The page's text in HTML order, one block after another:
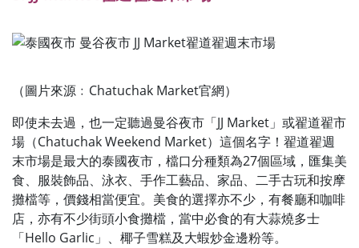
（圖片來源﹕Chatuchak Market官網）
即使未去過，也一定聽過曼谷夜市「JJ Market」或翟道翟市
場（Chatuchak Weekend Market）這個名字！翟道翟週
末市場是最大的泰國夜市，檔口分種類為27個區域，匯集美
食、服裝飾品、泳衣、手作工藝品、家品、二手古玩和按摩
攤檔等，價錢相當便宜。美食的選擇亦不少，有餐廳和咖啡
店，亦有不少街頭小食攤檔，當中必食的有大蒜燒多士
「Hello Garlic」、椰子雪糕及大蝦炒金邊粉等。